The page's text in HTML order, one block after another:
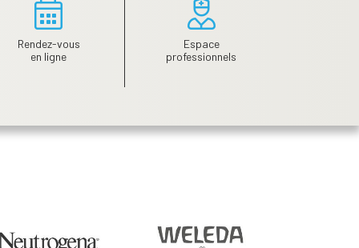
Rendez-vous
en ligne
Espace
professionnels